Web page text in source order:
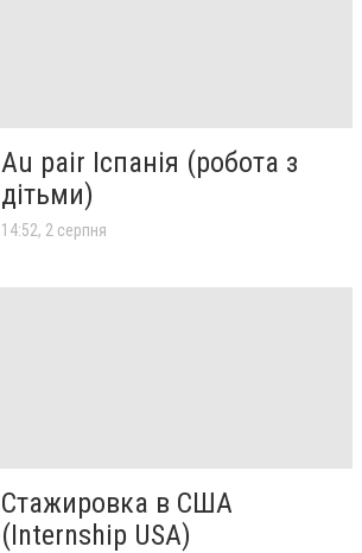
Au pair Іспанія (робота з
дітьми)
14:52, 2 серпня
Стажировка в США
(Internship USA)